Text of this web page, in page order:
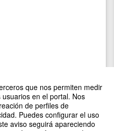
que nos permiten medir
en el portal. Nos
de perfiles de
Puedes configurar el uso
aviso seguirá apareciendo
EL SIGUIENTE CÓDIGO